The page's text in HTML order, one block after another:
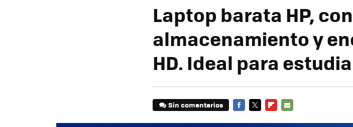
Laptop barata HP, con
almacenamiento y
HD. Ideal para
Sin comentarios